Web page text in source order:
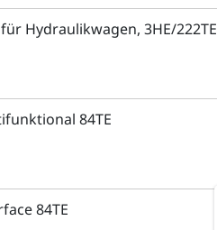
Hydraulikwagen, 3HE/222TE
84TE
84TE